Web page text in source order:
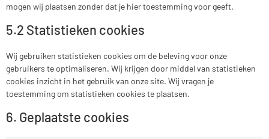
mogen wij plaatsen zonder dat je hier toestemming voor geeft.
5.2 Statistieken cookies
Wij gebruiken statistieken cookies om de beleving voor onze
gebruikers te optimaliseren. Wij krijgen door middel van statistieken
cookies inzicht in het gebruik van onze site. Wij vragen je
toestemming om statistieken cookies te plaatsen.
6. Geplaatste cookies